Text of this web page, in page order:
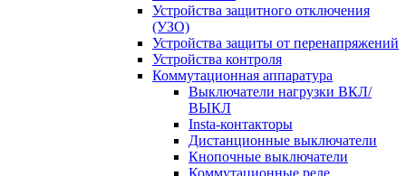
Устройства защитного отключения
(УЗО)
Устройства защиты от перенапряжений
Устройства контроля
Коммутационная аппаратура
Выключатели нагрузки ВКЛ/
ВЫКЛ
Insta-контакторы
Дистанционные выключатели
Кнопочные выключатели
Коммутационные реле